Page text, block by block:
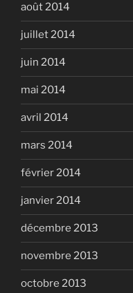
août 2014
juillet 2014
juin 2014
mai 2014
avril 2014
mars 2014
février 2014
janvier 2014
décembre 2013
novembre 2013
octobre 2013